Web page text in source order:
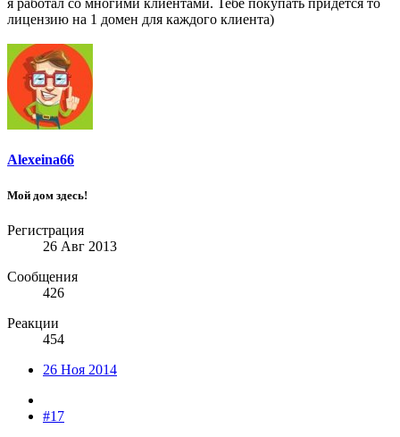
я работал со многими клиентами. Тебе покупать придется то
лицензию на 1 домен для каждого клиента)
Alexeina66
Мой дом здесь!
Регистрация
26 Авг 2013
Сообщения
426
Реакции
454
26 Ноя 2014
#17